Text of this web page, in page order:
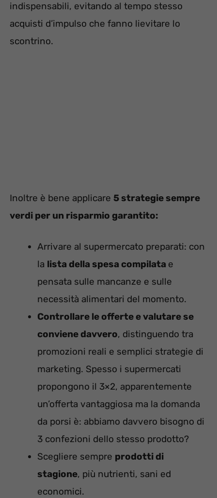
indispensabili, evitando al tempo stesso
acquisti d’impulso che fanno lievitare lo
scontrino.
Inoltre è bene applicare 5 strategie sempre
verdi per un risparmio garantito:
Arrivare al supermercato preparati: con
la lista della spesa compilata e
pensata sulle mancanze e sulle
necessità alimentari del momento.
Controllare le offerte e valutare se
conviene davvero, distinguendo tra
promozioni reali e semplici strategie di
marketing. Spesso i supermercati
propongono il 3×2, apparentemente
un’offerta vantaggiosa ma la domanda
da porsi è: abbiamo davvero bisogno di
3 confezioni dello stesso prodotto?
Scegliere sempre prodotti di
stagione, più nutrienti, sani ed
economici.